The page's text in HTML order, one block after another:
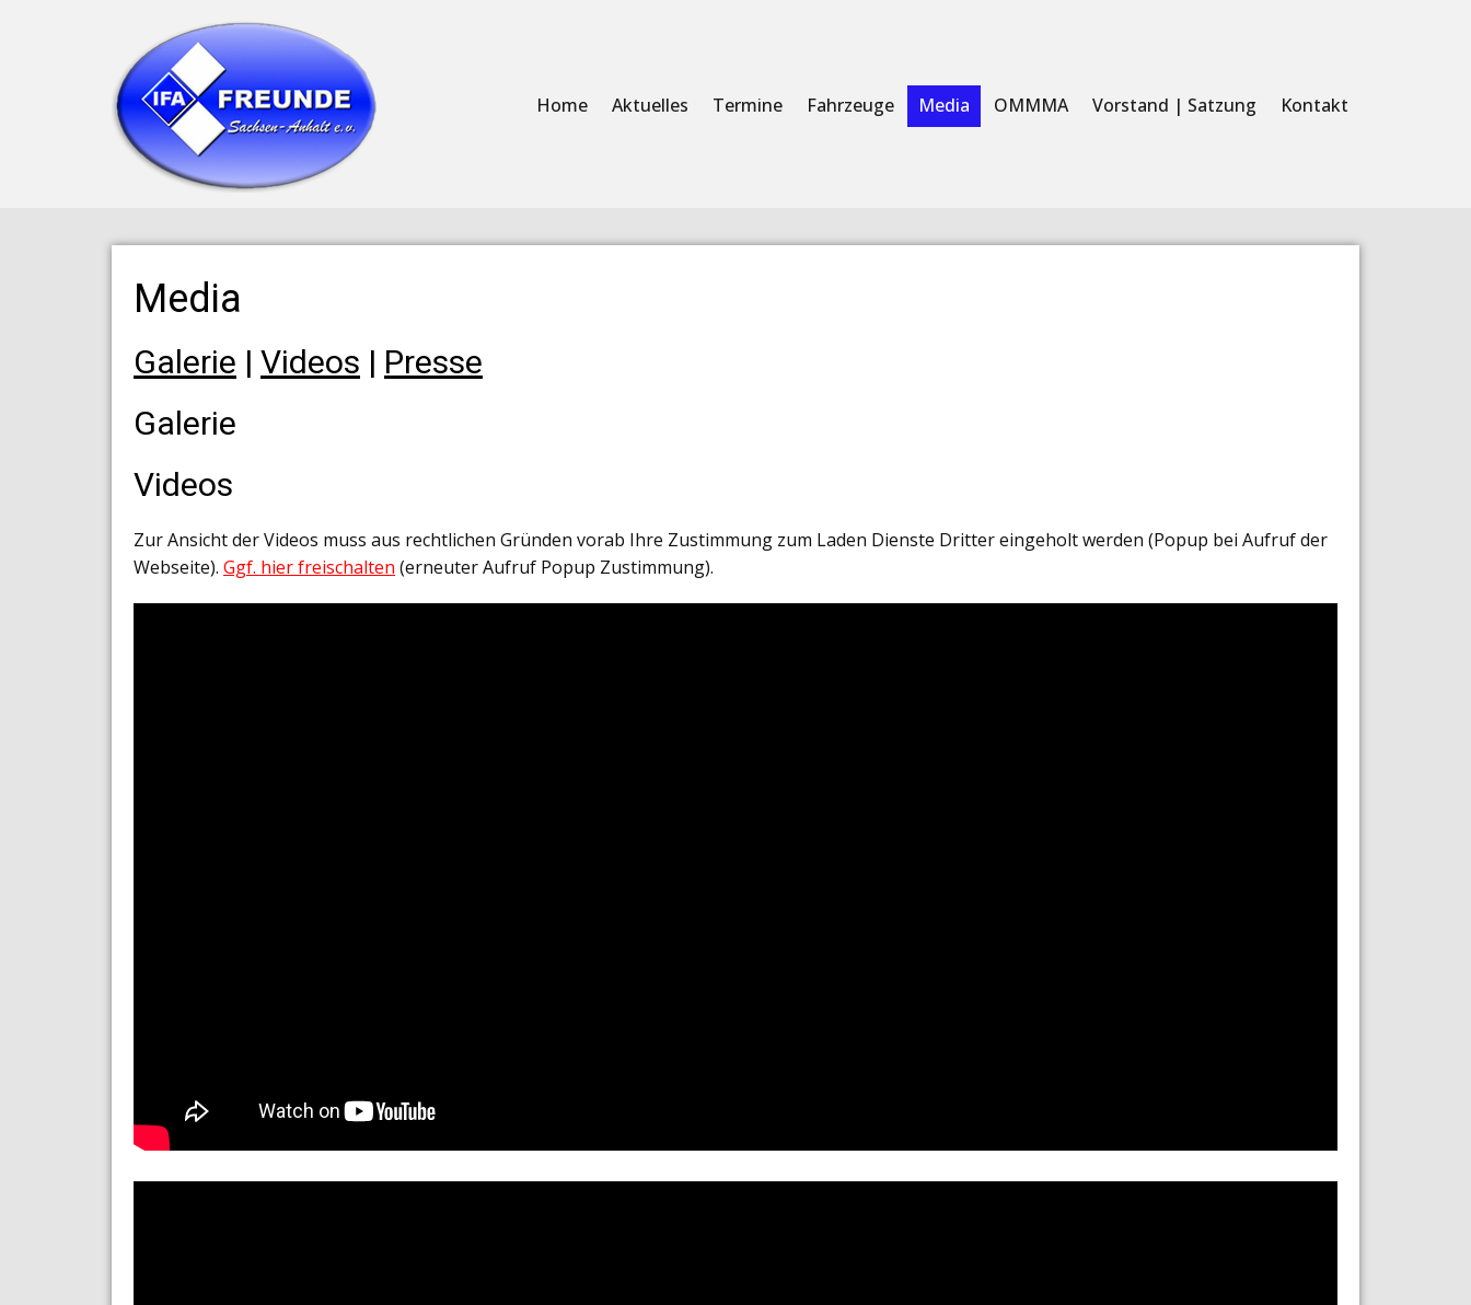
Home Aktuelles Termine Fahrzeuge Media OMMMA Vorstand | Satzung Kontakt
Media
Galerie | Videos | Presse
Galerie
Videos
Zur Ansicht der Videos muss aus rechtlichen Gründen vorab Ihre Zustimmung zum Laden Dienste Dritter eingeholt werden (Popup bei Aufruf der
Webseite). Ggf. hier freischalten (erneuter Aufruf Popup Zustimmung).